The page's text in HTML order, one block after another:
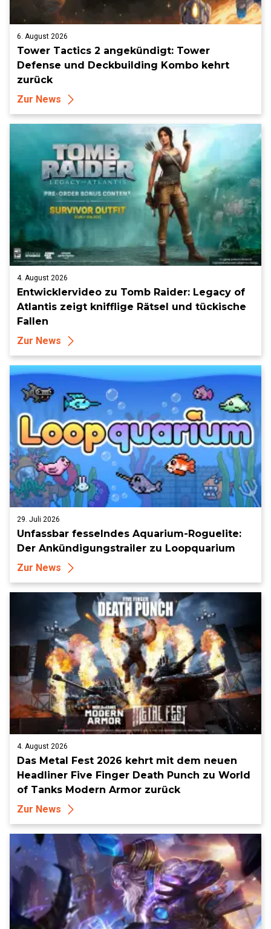
6. August 2026
Tower Tactics 2 angekündigt: Tower
Defense und Deckbuilding Kombo kehrt
zurück
Zur News
4. August 2026
Entwicklervideo zu Tomb Raider: Legacy of
Atlantis zeigt knifflige Rätsel und tückische
Fallen
Zur News
29. Juli 2026
Unfassbar fesselndes Aquarium-Roguelite:
Der Ankündigungstrailer zu Loopquarium
Zur News
4. August 2026
Das Metal Fest 2026 kehrt mit dem neuen
Headliner Five Finger Death Punch zu World
of Tanks Modern Armor zurück
Zur News